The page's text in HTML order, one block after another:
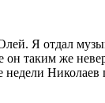
Я отдал
таким же
недели Николаев